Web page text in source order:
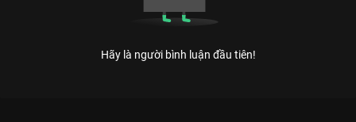
Hãy là người bình luận đầu tiên!